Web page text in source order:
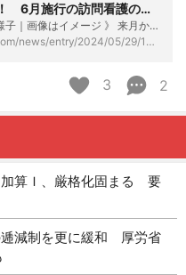
介護報酬改定直前！ 6月施行の訪問看護の新設・拡充加算まとめ - ケアマネタイムス
《 訪問看護事業所の様子｜画像はイメージ 》 来月からいよいよ訪問看護の報酬改定が施行される。 施行時期はこれまで4月だったが、今年度から6月へ変更された。厚生労働省が現場の事務負担などを考慮し、診療報酬改定も介護報酬改定も2ヵ月後ろ倒しにした経緯がある。 ここでは訪問看護の介護報酬について、新たに創設されたり拡充されたりする加算をまとめていく。メニューは全部で6つだ。【Joint編集部】 1. 専門性の高い看護師によるサービスの評価 医療ニーズの高い利用者が増えていることを踏まえ、専門性の高い看護師が計画的な管理を行うことを評価する新たな加算を設ける。 専門管理加算＝250単位／月（新設） …
https://i.care-mane.com/news/entry/2024/05/29/110308
3 2
加算Ｉ、厳格化固まる 要
逓減制を更に緩和 厚労省